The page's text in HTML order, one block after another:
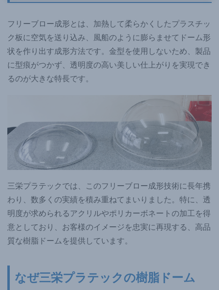
フリーブロー成形とは、加熱して柔らかくしたプラスチッ
ク板に空気を送り込み、風船のように膨らませてドーム形
状を作り出す成形方法です。金型を使用しないため、製品
に型痕がつかず、透明度の高い美しい仕上がりを実現でき
るのが大きな特長です。
三栄プラテックでは、このフリーブロー成形技術に長年携
わり、数多くの実績を積み重ねてまいりました。特に、透
明度が求められるアクリルやポリカーボネートの加工を得
意としており、お客様のイメージを忠実に再現する、高品
質な樹脂ドームを提供しています。
なぜ三栄プラテックの樹脂ドーム